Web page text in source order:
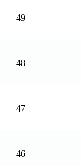
49
48
47
46